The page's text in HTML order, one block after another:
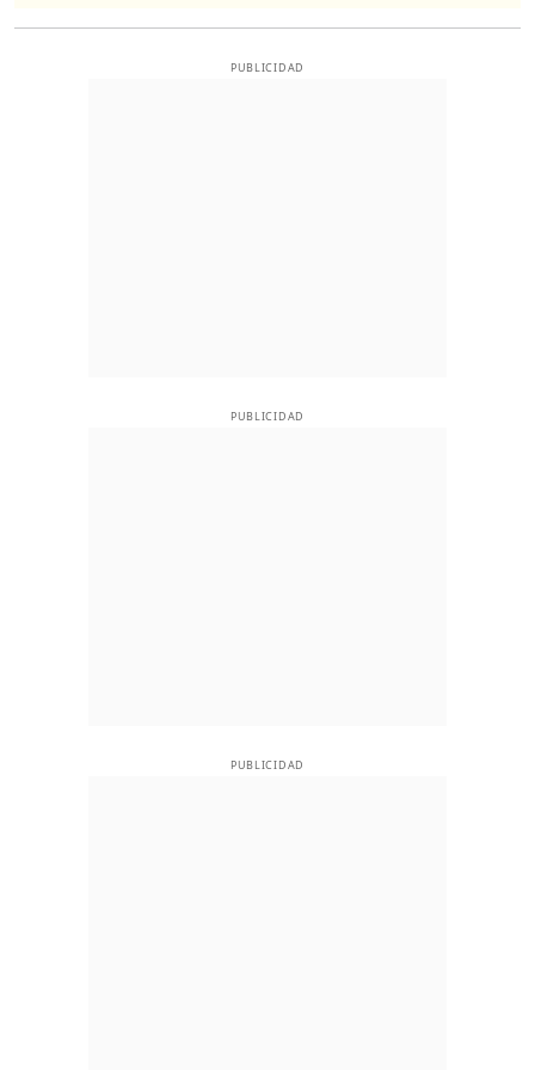
PUBLICIDAD
PUBLICIDAD
PUBLICIDAD